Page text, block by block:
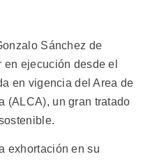
Sánchez de
en ejecución desde el
en vigencia del Area de
(ALCA), un gran tratado
exhortación en su